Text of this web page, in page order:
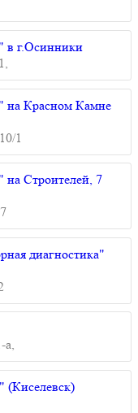
г.Осинники
Красном Камне
1
Строителей, 7
диагностика"
а,